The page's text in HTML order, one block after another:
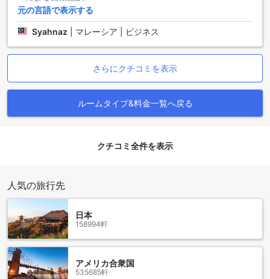
ットとなっています。また、ベヤズットの広場は、地元の
人々や観光客が集まる賑やかな場所で、カフェやレストラン
が軒を連ね、トルコ料理を楽しむことができます。
さらに、ベヤズットはイスタンブール大学や世界的に有名な
トプカプ宮殿にも近く、文化的な探求をするには最適なロケ
ーションです。周辺には、歴史的な書店やアートギャラリー
も点在しており、散策するだけでさまざまな発見がありま
す。特に、トルコの伝統的な市場であるグランドバザールも
近く、買い物やお土産探しにも最適です。ベヤズットでのひ
と時は、イスタンブールの多様な文化と歴史を体感できる貴
イスタンブールの空港からベヤズットのホテル・ベヤズサラ
イスタンブールの主要な空港であるイスタンブール空港
（IST）やサビハ・ギョクチェン空港（SAW）から、ホテル・
ベヤズサライ・オールドシティへは便利な交通手段が揃って
います。イスタンブール空港からは、空港シャトルバスやタ
クシーを利用するのが一般的です。空港シャトルバスは、イ
スタンブールの中心部へ直接アクセスできるため、観光名所
が集まるベヤズット地区にもスムーズに到着できます。所要
時間は約50分から1時間ほどです。タクシーを利用する場合
元の言語で表示する
Syahnaz マレーシア | ビジネス
さらにクチコミを表示
ルームタイプ&料金一覧へ戻る
クチコミ全件を表示
人気の旅行先
日本
158994軒
アメリカ合衆国
535685軒